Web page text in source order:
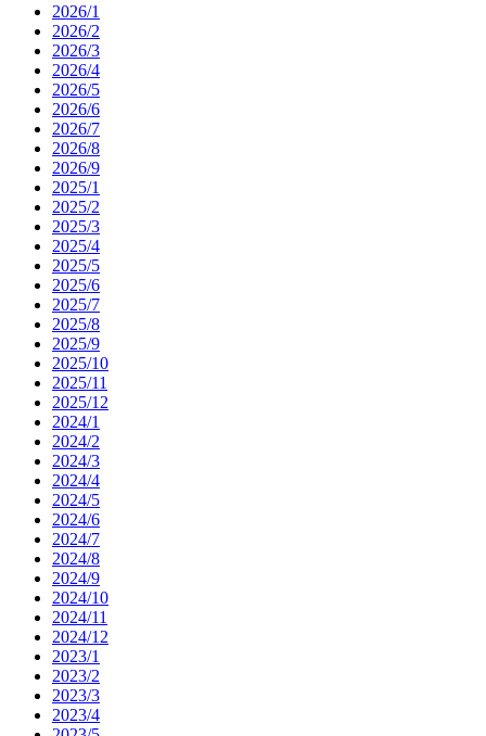
2026/1
2026/2
2026/3
2026/4
2026/5
2026/6
2026/7
2026/8
2026/9
2025/1
2025/2
2025/3
2025/4
2025/5
2025/6
2025/7
2025/8
2025/9
2025/10
2025/11
2025/12
2024/1
2024/2
2024/3
2024/4
2024/5
2024/6
2024/7
2024/8
2024/9
2024/10
2024/11
2024/12
2023/1
2023/2
2023/3
2023/4